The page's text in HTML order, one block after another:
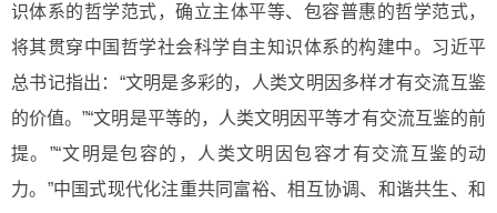
识体系的哲学范式，确立主体平等、包容普惠的哲学范式，
将其贯穿中国哲学社会科学自主知识体系的构建中。习近平
总书记指出：“文明是多彩的，人类文明因多样才有交流互鉴
的价值。”“文明是平等的，人类文明因平等才有交流互鉴的前
提。”“文明是包容的，人类文明因包容才有交流互鉴的动
力。”中国式现代化注重共同富裕、相互协调、和谐共生、和